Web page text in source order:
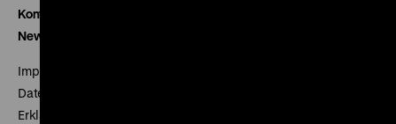
Kontakt
Newsletter
Impressum
Datenschutz
Erklärung digitale Barrierefreiheit